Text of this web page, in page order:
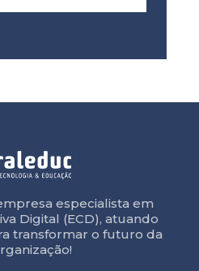
especialista em
Digital (ECD), atuando
transformar o futuro da